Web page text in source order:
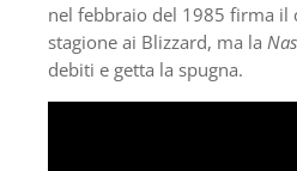
nel febbraio del 1985 firma il
stagione ai Blizzard, ma la
debiti e getta la spugna.